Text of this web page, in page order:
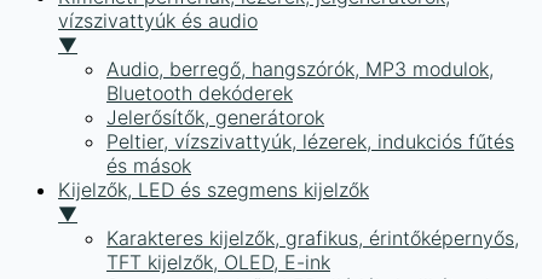
vízszivattyúk és audio
▼
Audio, berregő, hangszórók, MP3 modulok,
Bluetooth dekóderek
Jelerősítők, generátorok
Peltier, vízszivattyúk, lézerek, indukciós fűtés
és mások
Kijelzők, LED és szegmens kijelzők
▼
Karakteres kijelzők, grafikus, érintőképernyős,
TFT kijelzők, OLED, E-ink